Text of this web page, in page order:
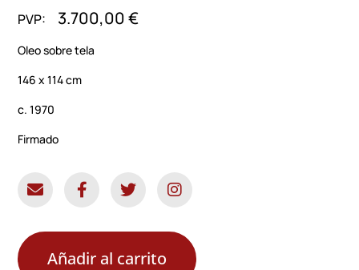
3.700,00€
Oleo sobre tela
146 x 114 cm
c. 1970
Firmado
Añadir al carrito